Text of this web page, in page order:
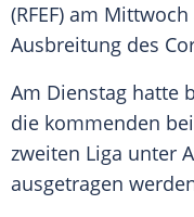
(RFEF) am
Ausbreitung des
Am Dienstag hatte
die kommenden
zweiten Liga unter
ausgetragen